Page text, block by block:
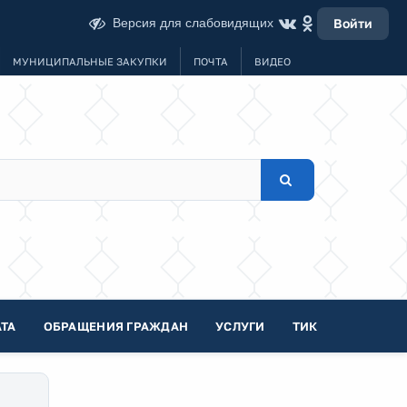
Версия для слабовидящих Войти
МУНИЦИПАЛЬНЫЕ ЗАКУПКИ ПОЧТА ВИДЕО
ОБРАЩЕНИЯ ГРАЖДАН УСЛУГИ ТИК